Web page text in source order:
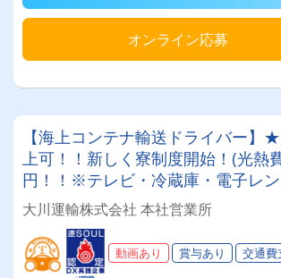
オンライン応募
【海上コンテナ輸送ドライバー】
上可！！新しく寮制度開始！(光熱
円！！※テレビ・冷蔵庫・電子レ
意します。) 創業90年の安定企業で
けて働く✨性別問わず未経験も大歓
ク」「働きやすい職場認証制度」
祝い金や表彰制度など福利厚生も充
大川運輸株式会社 本社営業所
動画あり 賞与あり 交通費